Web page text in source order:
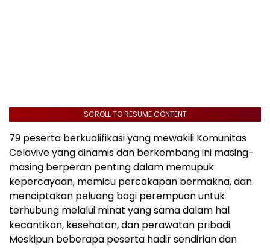
SCROLL TO RESUME CONTENT
79 peserta berkualifikasi yang mewakili Komunitas
Celavive yang dinamis dan berkembang ini masing-
masing berperan penting dalam memupuk
kepercayaan, memicu percakapan bermakna, dan
menciptakan peluang bagi perempuan untuk
terhubung melalui minat yang sama dalam hal
kecantikan, kesehatan, dan perawatan pribadi.
Meskipun beberapa peserta hadir sendirian dan